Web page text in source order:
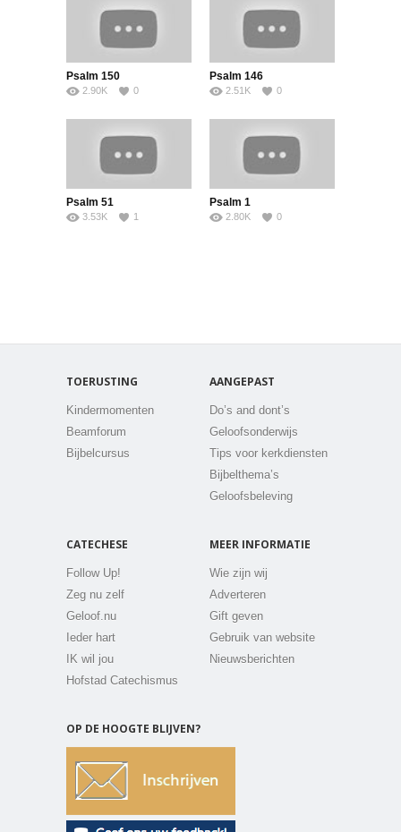
Psalm 150
2.90K 0
Psalm 146
2.51K 0
Psalm 51
3.53K 1
Psalm 1
2.80K 0
TOERUSTING
Kindermomenten
Beamforum
Bijbelcursus
AANGEPAST
Do’s and dont’s
Geloofsonderwijs
Tips voor kerkdiensten
Bijbelthema’s
Geloofsbeleving
CATECHESE
Follow Up!
Zeg nu zelf
Geloof.nu
Ieder hart
IK wil jou
Hofstad Catechismus
MEER INFORMATIE
Wie zijn wij
Adverteren
Gift geven
Gebruik van website
Nieuwsberichten
OP DE HOOGTE BLIJVEN?